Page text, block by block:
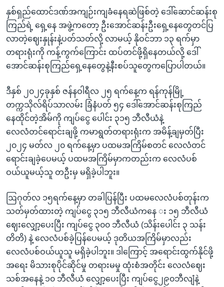
နှစ်ရှည်ထောင်ဒဏ်အကျဉ်းကျခံနေရဆဲဖြစ်တဲ့ ဒေါ်ဆောင်ဆန်းစု
ကြည်ရဲ့ ရှေ့နေ အဖွဲ့ကတော့ ဦးအောင်ဆန်းဦးရှေ့နေတွေတင်ပြ
လာတဲ့ဈေးနှုန်းနဲ့ပတ်သတ်လို့ လာမယ့် နိုဝင်ဘာ ၁၃ ရက်မှာ
တရားရုံးကို ကန့်ကွက်ကြောင်း ထပ်တင်ဖို့ရှိနေတယ်လို့ ဒေါ်
အောင်ဆန်းစုကြည်ရှေ့နေတွေနဲ့နီးစပ်သူတွေကပြောပါတယ်။
ဒီနှစ် ၂၀၂၄ခုနှစ် ဇန်နဝါရီလ ၂၅ ရက်နေ့က ရန်ကုန်မြို့
တက္ကသိုလ်ရိပ်သာလမ်း ခြံနံပတ် ၅၄ ဒေါ်အောင်ဆန်းစုကြည်
နေထိုင်တဲ့အိမ်ကို ကျပ်ငွေ ပေါင်း ၃၁၅ ဘီလီယံနဲ့
လေလံတင်ရောင်းချဖို့ ကမာရွတ်တရားရုံးက အမိန့်ချမှတ်ပြီး
၂၀၂၄ မတ်လ ၂၀ ရက်နေ့မှာ ပထမအကြိမ်စတင် လေလံတင်
ရောင်းချခဲ့ပေမယ့် ပထမအကြိမ်မှာကတည်းက လေလံပစ်
ဝယ်ယူမယ့်သူ တဦးမှ မရှိခဲ့ပါဘူး။
ဩဂုတ်လ ၁၅ရက်နေ့မှာ တခါပြန်ပြီး ပထမလေလံပစ်တုန်းက
သတ်မှတ်ထားတဲ့ ကျပ်ငွေ ၃၁၅ ဘီလီယံကနေ း ၁၅ ဘီလီယံ
ဈေးလျှော့ပေးပြီး ကျပ်ငွေ ၃၀၀ ဘီလီယံ (သိန်းပေါင်း ၃ သန်း
တိတိ) နဲ့ လေလံပစ်ခဲ့ပြန်ပေမယ့် ဒုတိယအကြိမ်မှာလည်း
လေလံပစ်ဝယ်ယူသူ မရှိခဲ့ပါဘူး။ ဒါကြောင့် အရောင်းထွက်နိုင်ဖို့
အရေး မိသားစုပိုင်ဆိုင်မှု တရားမမှု ထုံးစံအတိုင်း လေလံဈေး
သစ်အနေနဲ့ ၁၀ ဘီလီယံ လျှော့ပေးပြီး ကျပ်ငွေ၂၉၀ဘီလျံနဲ့